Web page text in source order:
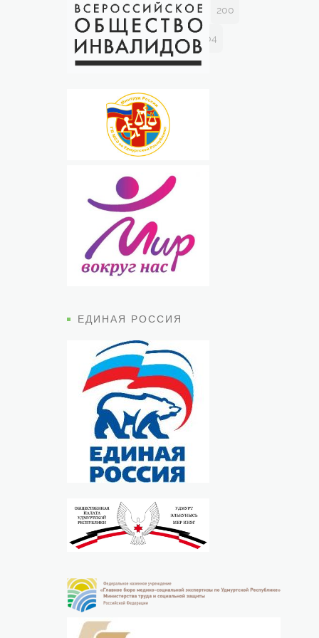
196 197 198 199 200
201 202 203 204
ЕДИНАЯ РОССИЯ